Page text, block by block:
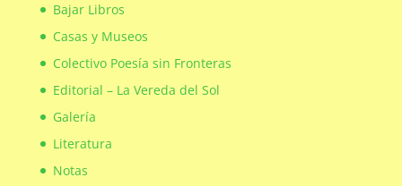
Bajar Libros
Casas y Museos
Colectivo Poesía sin Fronteras
Editorial – La Vereda del Sol
Galería
Literatura
Notas